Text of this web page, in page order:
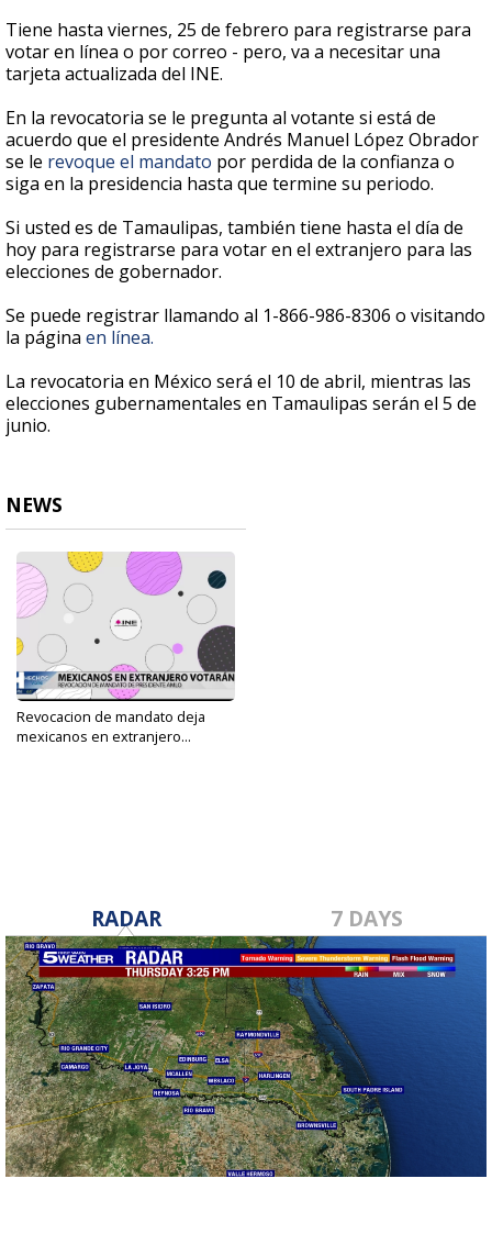
Tiene hasta viernes, 25 de febrero para registrarse para
votar en línea o por correo - pero, va a necesitar una
tarjeta actualizada del INE.
En la revocatoria se le pregunta al votante si está de
acuerdo que el presidente Andrés Manuel López Obrador
se le revoque el mandato por perdida de la confianza o
siga en la presidencia hasta que termine su periodo.
Si usted es de Tamaulipas, también tiene hasta el día de
hoy para registrarse para votar en el extranjero para las
elecciones de gobernador.
Se puede registrar llamando al 1-866-986-8306 o visitando
la página en línea.
La revocatoria en México será el 10 de abril, mientras las
elecciones gubernamentales en Tamaulipas serán el 5 de
junio.
NEWS
Revocacion de mandato deja
mexicanos en extranjero...
RADAR 7 DAYS